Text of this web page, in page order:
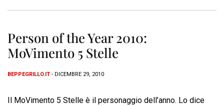
Person of the Year 2010:
MoVimento 5 Stelle
BEPPEGRILLO.IT - DICEMBRE 29, 2010
Il MoVimento 5 Stelle è il personaggio dell’anno. Lo dice